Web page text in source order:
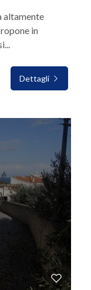
altamente
in
Dettagli